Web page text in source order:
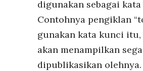
digunakan sebagai
Contohnya pengiklan
gunakan kata kunci
akan menampilkan
dipublikasikan olehnya.